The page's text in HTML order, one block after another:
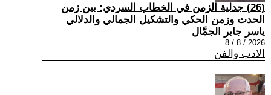
(26) جدلية الزمن في الخطاب السردي: بين زمن
الحدث وزمن الحكي والتشكيل الجمالي والدلالي
ياسر جابر الجمَّال
2026 / 8 / 8
الادب والفن